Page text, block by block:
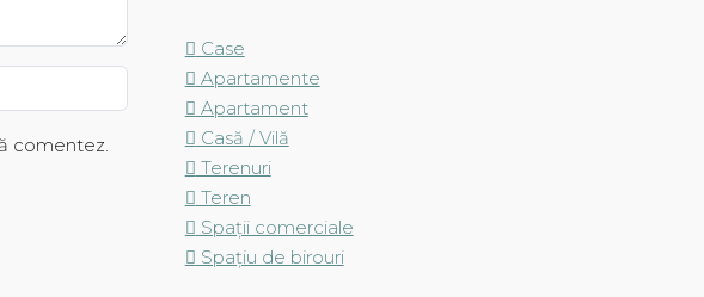
comentez.
Case
Apartamente
Apartament
Casă / Vilă
Terenuri
Teren
Spații comerciale
Spațiu de birouri